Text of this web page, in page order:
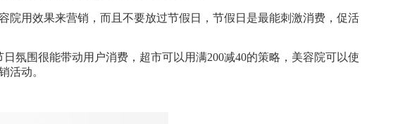
院用效果来营销，而且不要放过节假日，节假日是最能刺激消费，促活
氛围很能带动用户消费，超市可以用满200减40的策略，美容院可以使
活动。